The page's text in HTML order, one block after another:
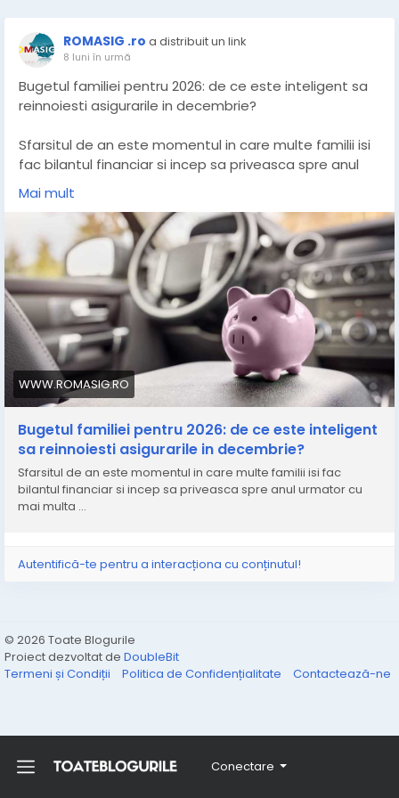
Conectare
ROMASIG .ro a distribuit un link
8 luni în urmă
Bugetul familiei pentru 2026: de ce este inteligent sa
reinnoiesti asigurarile in decembrie?
Sfarsitul de an este momentul in care multe familii isi
fac bilantul financiar si incep sa priveasca spre anul
urmator cu mai multa atentie. Cheltuielile cresc,
planurile se aduna, iar siguranta devine o prioritate. In
acest context, asigurarile sunt adesea lasate pe
ultimul loc, desi pot avea un impact major asupra
bugetului. Reinnoirea politelor in decembrie nu este
doar o formalitate, ci o decizie financiara inteligenta.
Intr-o perioada in care se anunta posibile ajustari de
tarife si scumpiri, „blocarea” unui pret avantajos
poate insemna economii reale si mai multa liniste
pentru anul care urmeaza.
Mai mult
WWW.ROMASIG.RO
Bugetul familiei pentru 2026: de ce este inteligent
sa reinnoiesti asigurarile in decembrie?
Sfarsitul de an este momentul in care multe familii isi fac
bilantul financiar si incep sa priveasca spre anul urmator cu
mai multa ...
Autentifică-te pentru a interacționa cu conținutul!
© 2026 Toate Blogurile
Proiect dezvoltat de DoubleBit
Termeni și Condiții
Politica de Confidențialitate Contactează-ne